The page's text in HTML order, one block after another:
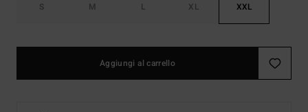
S M L XL XXL
Aggiungi al carrello